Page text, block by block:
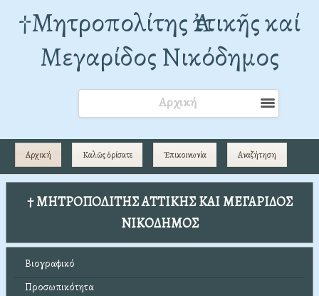
†Mητροπολίτης Ἀττικῆς καί
Μεγαρίδος Νικόδημος
Αρχική
Αρχική Καλῶς ὁρίσατε Ἐπικοινωνία Αναζήτηση
† ΜΗΤΡΟΠΟΛΙΤΗΣ ΑΤΤΙΚΗΣ ΚΑΙ ΜΕΓΑΡΙΔΟΣ
ΝΙΚΟΔΗΜΟΣ
Βιογραφικό
Προσωπικότητα